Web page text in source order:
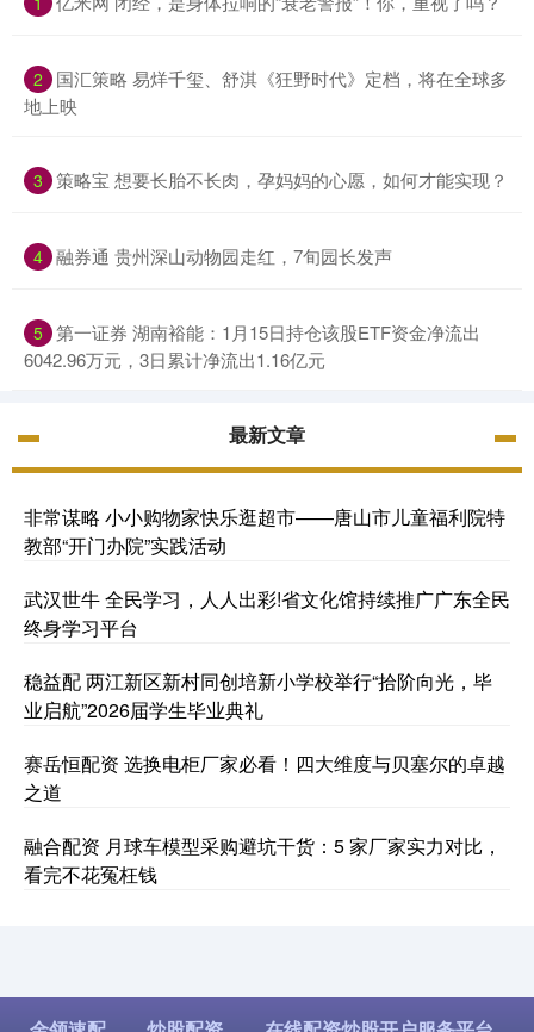
2
国汇策略 易烊千玺、舒淇《狂野时代》定档，将在全球多
地上映
3 策略宝 想要长胎不长肉，孕妈妈的心愿，如何才能实现？
4 融券通 贵州深山动物园走红，7旬园长发声
5 第一证券 湖南裕能：1月15日持仓该股ETF资金净流出
6042.96万元，3日累计净流出1.16亿元
最新文章
非常谋略 小小购物家快乐逛超市——唐山市儿童福利院特
教部“开门办院”实践活动
武汉世牛 全民学习，人人出彩!省文化馆持续推广广东全民
终身学习平台
稳益配 两江新区新村同创培新小学校举行“拾阶向光，毕
业启航”2026届学生毕业典礼
赛岳恒配资 选换电柜厂家必看！四大维度与贝塞尔的卓越
之道
融合配资 月球车模型采购避坑干货：5 家厂家实力对比，
看完不花冤枉钱